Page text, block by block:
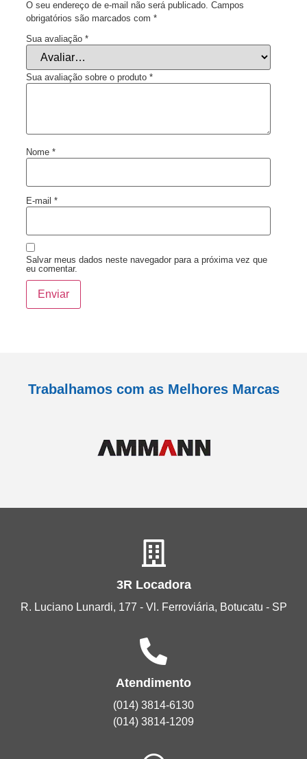
O seu endereço de e-mail não será publicado. Campos
obrigatórios são marcados com*
Sua avaliação*
Sua avaliação sobre o produto*
Nome*
E-mail*
Salvar meus dados neste navegador para a próxima vez que
eu comentar.
Trabalhamos com as Melhores Marcas
3R Locadora
R. Luciano Lunardi, 177 - Vl. Ferroviária, Botucatu - SP
Atendimento
(014) 3814-6130
(014) 3814-1209